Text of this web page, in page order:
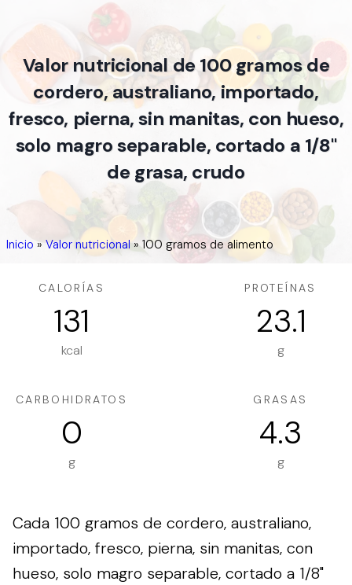
Valor nutricional de 100 gramos de
cordero, australiano, importado,
fresco, pierna, sin manitas, con hueso,
solo magro separable, cortado a 1/8"
de grasa, crudo
Inicio »Valor nutricional»100 gramos de alimento
CALORÍAS
131
kcal
PROTEÍNAS
23.1
g
CARBOHIDRATOS
0
g
GRASAS
4.3
g
Cada 100 gramos de cordero, australiano,
importado, fresco, pierna, sin manitas, con
hueso, solo magro separable, cortado a 1/8"